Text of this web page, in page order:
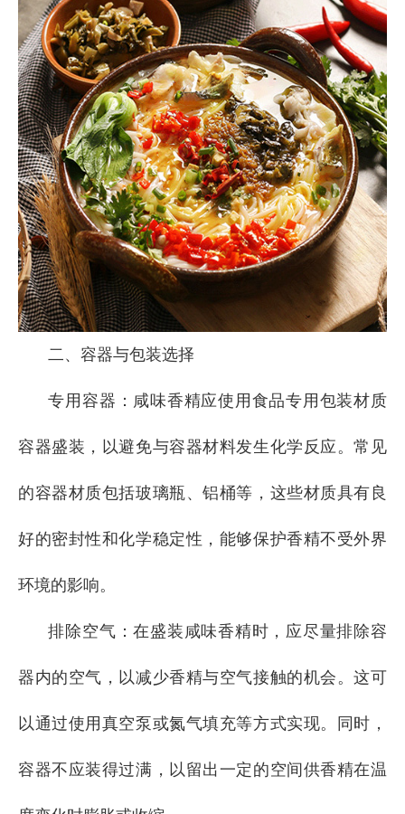
二、容器与包装选择
专用容器：咸味香精应使用食品专用包装材质
容器盛装，以避免与容器材料发生化学反应。常见
的容器材质包括玻璃瓶、铝桶等，这些材质具有良
好的密封性和化学稳定性，能够保护香精不受外界
环境的影响。
排除空气：在盛装咸味香精时，应尽量排除容
器内的空气，以减少香精与空气接触的机会。这可
以通过使用真空泵或氮气填充等方式实现。同时，
容器不应装得过满，以留出一定的空间供香精在温